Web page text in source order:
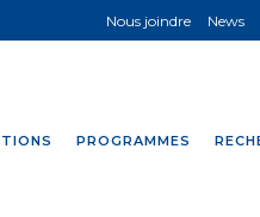
PROGRAMMES
Nous joindre News